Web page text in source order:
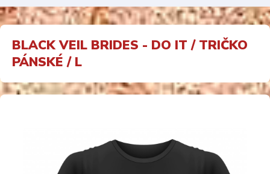
BLACK VEIL BRIDES - DO IT / TRIČKO
PÁNSKÉ / L